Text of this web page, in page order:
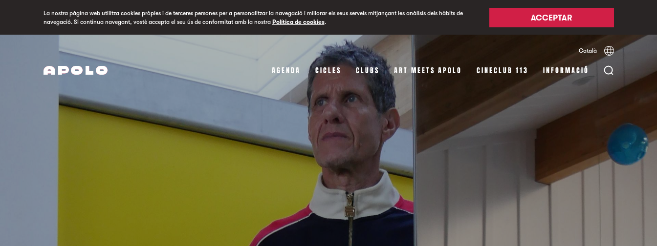
La nostra pàgina web utilitza cookies pròpies i de terceres persones per a personalitzar la navegació i millorar els seus serveis mitjançant les anàlisis dels hàbits de
navegació. Si continua navegant, vostè accepta el seu ús de conformitat amb la nostra Política de cookies. ACCEPTAR
Català Español
AGENDA CICLES CLUBS ART MEETS APOLO CINECLUB 113 INFORMACIÓ